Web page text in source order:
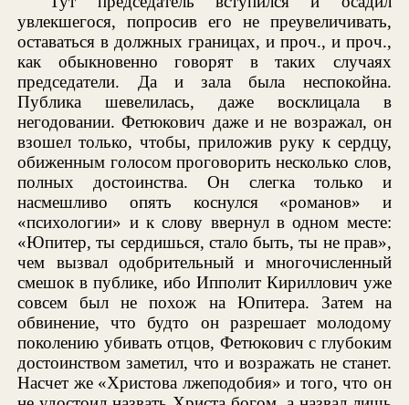
увлекшегося, попросив его не преувеличивать,
оставаться в должных границах, и проч., и проч.,
как обыкновенно говорят в таких случаях
председатели. Да и зала была неспокойна.
Публика шевелилась, даже восклицала в
негодовании. Фетюкович даже и не возражал, он
взошел только, чтобы, приложив руку к сердцу,
обиженным голосом проговорить несколько слов,
полных достоинства. Он слегка только и
насмешливо опять коснулся «романов» и
«психологии» и к слову ввернул в одном месте:
«Юпитер, ты сердишься, стало быть, ты не прав»,
чем вызвал одобрительный и многочисленный
смешок в публике, ибо Ипполит Кириллович уже
совсем был не похож на Юпитера. Затем на
обвинение, что будто он разрешает молодому
поколению убивать отцов, Фетюкович с глубоким
достоинством заметил, что и возражать не станет.
Насчет же «Христова лжеподобия» и того, что он